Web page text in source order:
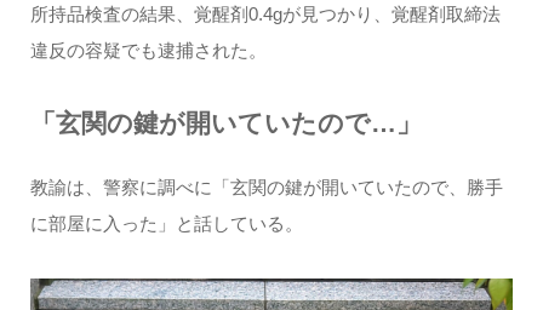
所持品検査の結果、覚醒剤0.4gが見つかり、覚醒剤取締法
違反の容疑でも逮捕された。
「玄関の鍵が開いていたので…」
教諭は、警察に調べに「玄関の鍵が開いていたので、勝手
に部屋に入った」と話している。